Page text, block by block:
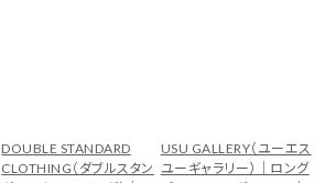
DOUBLE STANDARD
CLOTHING（ダブルスタン
USU GALLERY（ユーエス
ユーギャラリー）｜ロング